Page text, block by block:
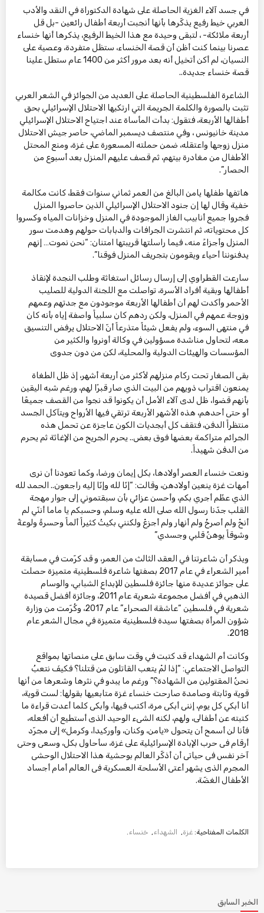
في جسد آلاء الغزية الحاصلة على شهادة الدكتوراة في النقد والأدب
العربي خيط رفيع يذكّرها بأنها أنجبت أربعة أطفال رائعين -بل قل
أربعة ملائكة- ، لتبقى وحيدة مع هذا الخيط الرفيع، يذكرها أنها خنساء
عصرنا بينما كنت أظن أن قصة الخنساء، ستظل متفردة، وعصية على
النسيان، لم أكن أتخيل أنه بعد مرور أكثر من 1400 عام ستطل علينا
قصة خنساء جديدة..
الشاعرة الفلسطينية الحاصلة على العديد من الجوائز في الشعر العربي
تثبت بالصورة والكلمة الجريمة التي ارتكبها الاحتلال الإسرائيلي بحق
أطفالها الأربعة، فتقول: بدأت المأساة عند اجتياح الاحتلال الإسرائيلي
مدينة خانيونس ، وفي منتصف ديسمبر الماضي، حاصر جيش الاحتلال
منزل زوجها واعتقله، ضمن حملته المسعورة على غزة، ومنع المحتل
الأطفال من مغادرة بيتهم، ثم قصف عليهم المنزل بعد أسبوع من
الحصار”.
هاتفها طفلها يامن البالغ من العمر ثماني سنوات فقط، كانت مكالمة
خفية وقال لها إن جنود الاحتلال الإسرائيلي الذين حاصروا المنزل
فجروا جميع أنابيب الغاز الموجودة في المنزل وخزانات المياه وكسروا
كل محتوياته، ثم انتشرت الجرافات والدبابات حولهم وهدمت سور
المنزل وأجزاءً منه.، فيما راسلتها قريبتها امتنان: “نحن نموت… إنهم
يدفنوننا أحياء ويقومون بتجريف المنزل فوقنا”.
سارعت القطراوي إلى إرسال رسائل استغاثة وطلب النجدة لإنقاذ
أطفالها وبقية أفراد الأسرة، تواصلت مع اللجنة الدولية للصليب
الأحمر وأكدت لهم أن أطفالها الأربعة موجودون مع جدتهم وعمهم
وزوجة عمهم في المنزل، ولكن ردهم كان سلبياً واصفة إياه بأنه كان
في منتهى السوء، ولم يفعل شيئاً متذرعاً أنّ الاحتلال يرفض التنسيق
معه، لتحاول مناشدة مسؤولين في وكالة أونروا والكثير من
المؤسسات والهيئات الدولية والمحلية، لكن من دون جدوى
بقى الصغار تحت ركام منزلهم لأكثر من أربعة أشهر، إذ ظل الطغاة
يمنعون اقتراب ذويهم من البيت الذي صار قبرًا لهم، ورغم شبه اليقين
بأنهم قضوا، ظل لدى آلاء الأمل أن يكونوا قد نجوا من القصف جميعًا
أو حتى أحدهم، هذه الأشهر الأربعة ترتقي فيها الأرواح ويتآكل الجسد
منتظراً الدفن، فتقف كل أبجديات الكون عاجزة عن تحمل هذه
الجرائم متراكمة بعضها فوق بعض.. يحرم الجريح من الإغاثة ثم يحرم
من الدفن شهيداً.
ونعت خنساء العصر أولادها، بكل إيمان ورضا، وكما تعودنا أن نرى
أمهات غزة ينعين أولادهن، وقالت: “إنّا لله وإنّا إليه راجعون.. الحمد لله
الذي عظّم أجري بكم، وأحسن عزائي بأن سبقتموني إلى جوار مهجة
القلب جدّنا رسول الله صلى الله عليه وسلم، وحسبكم يا ماما أننّي لم
أنحْ ولم أصرخْ ولم أنهار ولم أجزعْ ولكنني بكيتُ كثيراً ألماً وحسرةً ولوعةً
وشوقاً يوهنُ قلبي وجسدي”
ويذكر أن شاعرتنا في العقد الثالث من العمر، و قد كرّمت في مسابقة
أمير الشعراء في عام 2017 بصفتها شاعرة فلسطينية متميزة حصلت
على جوائز عديدة منها جائزة فلسطين للإبداع الشبابي، والوسام
الذهبي في أفضل مجموعة شعرية عام 2011، وجائزة أفضل قصيدة
شعرية في فلسطين “عاشقة الصحراء” عام 2017، وكُرّمت من وزارة
شؤون المرأة بصفتها سيدة فلسطينية متميزة في مجال الشعر عام
2018.
وكانت أم الشهداء قد كتبت في وقت سابق على منصاتها بمواقع
التواصل الاجتماعي: “إذا لمْ يتعب القاتلون من قتلنا؟ فكيفَ نتعبُ
نحنُ المقتولين من الشهادة؟” ورغم ما يبدو في نثرها وشعرها من أنها
قوية وثابتة وصامدة صارحت خنساء غزة متابعيها بقولها: لست قوية،
أنا أبكي كل يوم، إننى أبكى مرة، أكتب فيها، وأبكى كلما أعدت قراءة ما
كتبته عن أطفالى، ولهم، لكنه الشىء الوحيد الذى أستطيع أن أفعله،
فأنا لن أسمح أن يتحول «يامن، وكنان، وأوركيدا، وكرمل» إلى مجرّد
أرقام فى حرب الإبادة الإسرائيلية على غزة، سأحاول بكل، وسعى وحتى
آخر نفس فى حياتى أن أذكّر العالم بوحشية هذا الاحتلال الوحشى
المجرم الذى يشهر أعتى الأسلحة العسكرية فى العالم أمام أجساد
الأطفال الغضّة.
الكلمات المفتاحية: غزة, الشهداء, خنساء.
الخبر السابق